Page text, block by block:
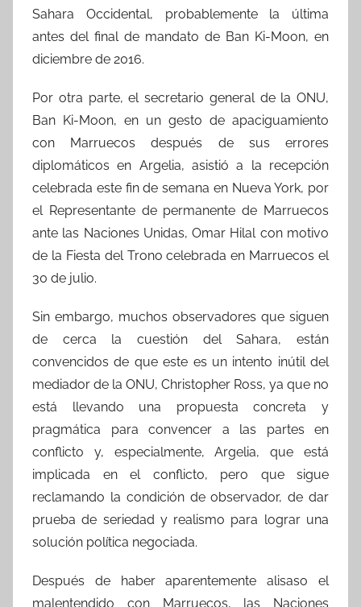
Sahara Occidental, probablemente la última
antes del final de mandato de Ban Ki-Moon, en
diciembre de 2016.
Por otra parte, el secretario general de la ONU,
Ban Ki-Moon, en un gesto de apaciguamiento
con Marruecos después de sus errores
diplomáticos en Argelia, asistió a la recepción
celebrada este fin de semana en Nueva York, por
el Representante de permanente de Marruecos
ante las Naciones Unidas, Omar Hilal con motivo
de la Fiesta del Trono celebrada en Marruecos el
30 de julio.
Sin embargo, muchos observadores que siguen
de cerca la cuestión del Sahara, están
convencidos de que este es un intento inútil del
mediador de la ONU, Christopher Ross, ya que no
está llevando una propuesta concreta y
pragmática para convencer a las partes en
conflicto y, especialmente, Argelia, que está
implicada en el conflicto, pero que sigue
reclamando la condición de observador, de dar
prueba de seriedad y realismo para lograr una
solución política negociada.
Después de haber aparentemente alisaso el
malentendido con Marruecos, las Naciones